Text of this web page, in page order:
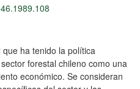
ha tenido la política
forestal chileno como una
económico. Se consideran